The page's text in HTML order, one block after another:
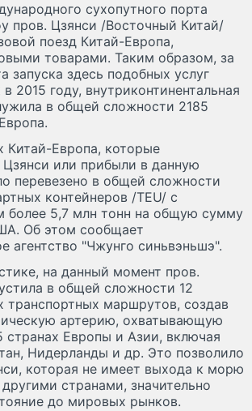
сухопутного порта
пров. Цзянси /Восточный Китай/
поезд Китай-Европа,
товарами. Таким образом, за
запуска здесь подобных услуг
2015 году, внутриконтинентальная
в общей сложности 2185
Китай-Европа, которые
Цзянси или прибыли в данную
перевезено в общей сложности
контейнеров /TEU/ с
более 5,7 млн тонн на общую сумму
Об этом сообщает
агентство "Чжунго синьвэньшэ".
на данный момент пров.
в общей сложности 12
маршрутов, создав
артерию, охватывающую
странах Европы и Азии, включая
Нидерланды и др. Это позволило
которая не имеет выхода к морю
странами, значительно
до мировых рынков.